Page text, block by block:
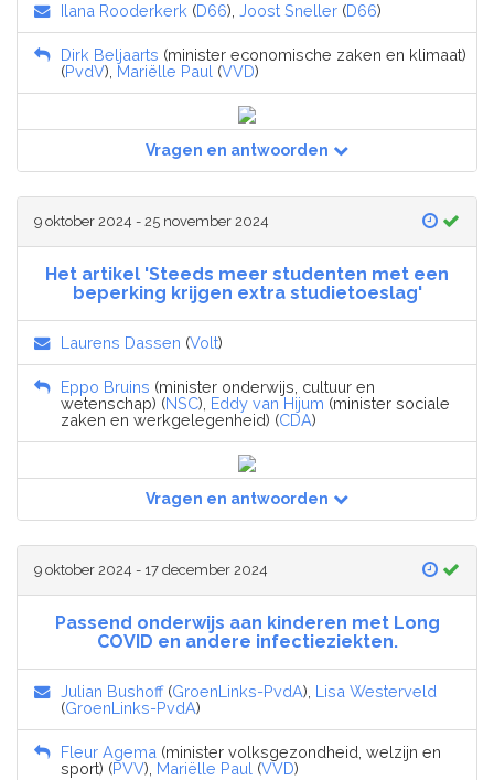
Ilana Rooderkerk (D66), Joost Sneller (D66)
Dirk Beljaarts (minister economische zaken en klimaat)
(PvdV), Mariëlle Paul (VVD)
Vragen en antwoorden
9 oktober 2024 - 25 november 2024
Het artikel 'Steeds meer studenten met een
beperking krijgen extra studietoeslag'
Laurens Dassen (Volt)
Eppo Bruins (minister onderwijs, cultuur en
wetenschap) (NSC), Eddy van Hijum (minister sociale
zaken en werkgelegenheid) (CDA)
Vragen en antwoorden
9 oktober 2024 - 17 december 2024
Passend onderwijs aan kinderen met Long
COVID en andere infectieziekten.
Julian Bushoff(GroenLinks-PvdA), Lisa Westerveld
(GroenLinks-PvdA)
Fleur Agema (minister volksgezondheid, welzijn en
sport) (PVV), Mariëlle Paul (VVD)